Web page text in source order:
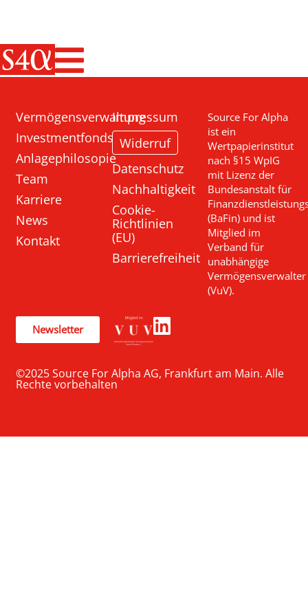
Haupt-
Vermögensverwaltung
Investmentfonds
Anlagephilosopie
Team
Karriere
News
Kontakt
Impressum
Widerruf
Datenschutz
Nachhaltigkeit
Cookie-
Richtlinien
(EU)
Barrierefreiheit
Source For Alpha
ist ein
Wertpapierinstitut
nach §15 WpIG
mit Lizenz der
Bundesanstalt für
(BaFin) und ist
Mitglied im
Verband für
unabhängige
Vermögensverwalter
(VuV).
Newsletter
©2025 Source For Alpha AG, Frankfurt am Main. Alle
Rechte vorbehalten